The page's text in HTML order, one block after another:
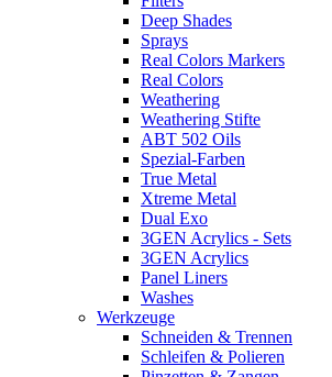
Deep Shades
Sprays
Real Colors Markers
Real Colors
Weathering
Weathering Stifte
ABT 502 Oils
Spezial-Farben
True Metal
Xtreme Metal
Dual Exo
3GEN Acrylics - Sets
3GEN Acrylics
Panel Liners
Washes
Werkzeuge
Schneiden & Trennen
Schleifen & Polieren